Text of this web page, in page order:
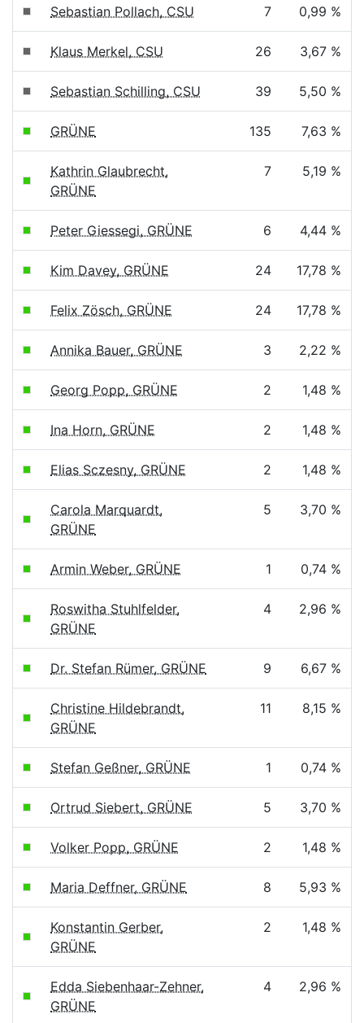
Sebastian Pollach, CSU 7 0,99 %
Klaus Merkel, CSU 26 3,67 %
Sebastian Schilling, CSU 39 5,50 %
GRÜNE 135 7,63 %
Kathrin Glaubrecht,
GRÜNE
7 5,19 %
Peter Giessegi, GRÜNE 6 4,44 %
Kim Davey, GRÜNE 24 17,78 %
Felix Zösch, GRÜNE 24 17,78 %
Annika Bauer, GRÜNE 3 2,22 %
Georg Popp, GRÜNE 2 1,48 %
Ina Horn, GRÜNE 2 1,48 %
Elias Sczesny, GRÜNE 2 1,48 %
Carola Marquardt,
GRÜNE
5 3,70 %
Armin Weber, GRÜNE 1 0,74 %
Roswitha Stuhlfelder,
GRÜNE
4 2,96 %
Dr. Stefan Rümer, GRÜNE 9 6,67 %
Christine Hildebrandt,
GRÜNE
11 8,15 %
Stefan Geßner, GRÜNE 1 0,74 %
Ortrud Siebert, GRÜNE 5 3,70 %
Volker Popp, GRÜNE 2 1,48 %
Maria Deffner, GRÜNE 8 5,93 %
Konstantin Gerber,
GRÜNE
2 1,48 %
Edda Siebenhaar-Zehner,
GRÜNE
4 2,96 %